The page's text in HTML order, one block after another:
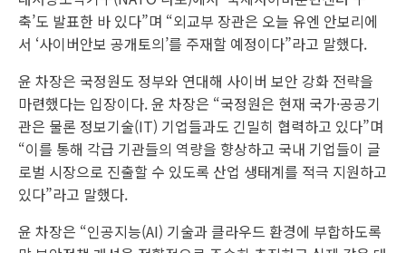
축’도 발표한 바 있다”며 “외교부 장관은 오늘 유엔 안보리에
서 ‘사이버안보 공개토의’를 주재할 예정이다”라고 말했다.
윤 차장은 국정원도 정부와 연대해 사이버 보안 강화 전략을
마련했다는 입장이다. 윤 차장은 “국정원은 현재 국가·공공기
관은 물론 정보기술(IT) 기업들과도 긴밀히 협력하고 있다”며
“이를 통해 각급 기관들의 역량을 향상하고 국내 기업들이 글
로벌 시장으로 진출할 수 있도록 산업 생태계를 적극 지원하고
있다”라고 말했다.
윤 차장은 “인공지능(AI) 기술과 클라우드 환경에 부합하도록